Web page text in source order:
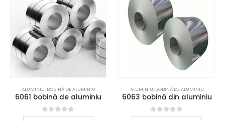
ALUMINIU, BOBINĂ DE ALUMINIU
6061 bobină de aluminiu
0din 5
ALUMINIU, BOBINĂ DE ALUMINIU
6063 bobină din aluminiu
0din 5